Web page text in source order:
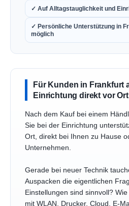
✓ Auf Alltagstauglichkeit und
✓ Persönliche Unterstützung in
möglich
Für Kunden in Frankfurt
Einrichtung direkt vor Ort
Nach dem Kauf bei einem
Sie bei der Einrichtung
Ort, direkt bei Ihnen zu Hause
Unternehmen.
Gerade bei neuer Technik
Auspacken die eigentlichen
Einstellungen sind sinnvoll?
mit WLAN, Drucker, Cloud, E-